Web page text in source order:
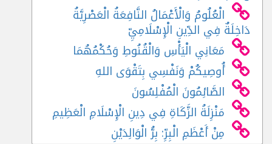
الْعُلُومُ وَالْأَعْمَالُ النَّافِعَةُ الْعَصْرِيَّةُ
دَاخِلَةٌ فِي الدِّينِ الْإِسْلَامِيِّ
مَعَانِي الْيَأْسِ وَالْقُنُوطِ وَحُكْمُهُمَا
أُوصِيكُمْ وَنَفْسِي بِتَقْوَى اللهِ
الصَّائِمُونَ الْمُفْلِسُونَ
مَنْزِلَةُ الزَّكَاةِ فِي دِينِ الْإِسْلَامِ الْعَظِيمِ
مِنْ أَعْظَمِ الْبِرِّ: بِرُّ الْوَالِدَيْنِ